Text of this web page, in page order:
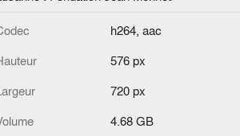
h264, aac
576 px
720 px
4.68 GB